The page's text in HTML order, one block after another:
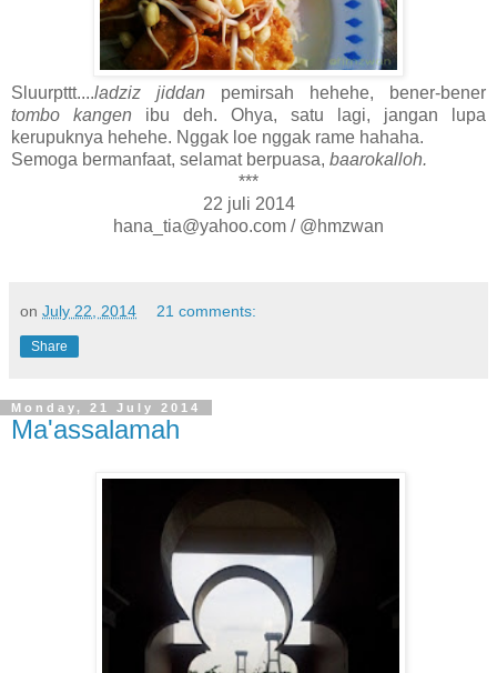
Sluurpttt....ladziz jiddan pemirsah hehehe, bener-bener
tombo kangen ibu deh. Ohya, satu lagi, jangan lupa
kerupuknya hehehe. Nggak loe nggak rame hahaha.
Semoga bermanfaat, selamat berpuasa, baarokalloh.
***
22 juli 2014
hana_tia@yahoo.com / @hmzwan
on July 22, 2014 21 comments:
Share
Monday, 21 July 2014
Ma'assalamah